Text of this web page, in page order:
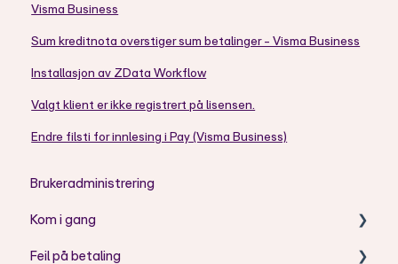
Visma Business
Sum kreditnota overstiger sum betalinger - Visma Business
Installasjon av ZData Workflow
Valgt klient er ikke registrert på lisensen.
Endre filsti for innlesing i Pay (Visma Business)
Brukeradministrering
Kom i gang
Aritma Pay - Telepay til ISO2002 konvertering
Feil på betaling